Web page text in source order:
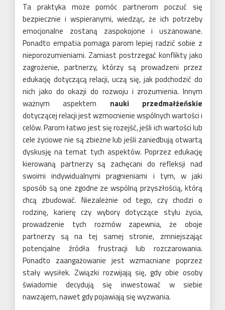
Ta praktyka może pomóc partnerom poczuć się
bezpiecznie i wspieranymi, wiedząc, że ich potrzeby
emocjonalne zostaną zaspokojone i uszanowane.
Ponadto empatia pomaga parom lepiej radzić sobie z
nieporozumieniami. Zamiast postrzegać konflikty jako
zagrożenie, partnerzy, którzy są prowadzeni przez
edukację dotyczącą relacji, uczą się, jak podchodzić do
nich jako do okazji do rozwoju i zrozumienia. Innym
ważnym aspektem nauki przedmałżeńskie
dotyczącej relacji jest wzmocnienie wspólnych wartości i
celów. Parom łatwo jest się rozejść, jeśli ich wartości lub
cele życiowe nie są zbieżne lub jeśli zaniedbują otwartą
dyskusję na temat tych aspektów. Poprzez edukację
kierowaną partnerzy są zachęcani do refleksji nad
swoimi indywidualnymi pragnieniami i tym, w jaki
sposób są one zgodne ze wspólną przyszłością, którą
chcą zbudować. Niezależnie od tego, czy chodzi o
rodzinę, karierę czy wybory dotyczące stylu życia,
prowadzenie tych rozmów zapewnia, że oboje
partnerzy są na tej samej stronie, zmniejszając
potencjalne źródła frustracji lub rozczarowania.
Ponadto zaangażowanie jest wzmacniane poprzez
stały wysiłek. Związki rozwijają się, gdy obie osoby
świadomie decydują się inwestować w siebie
nawzajem, nawet gdy pojawiają się wyzwania.